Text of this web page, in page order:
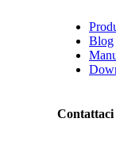
Blog
Contattaci